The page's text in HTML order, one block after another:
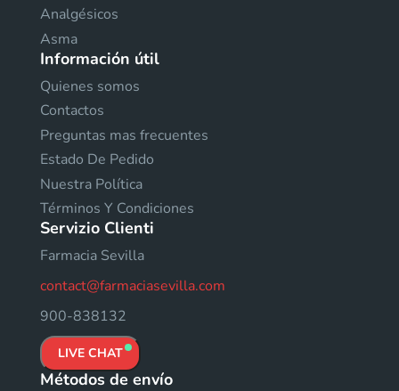
Analgésicos
Asma
Información útil
Quienes somos
Contactos
Preguntas mas frecuentes
Estado De Pedido
Nuestra Política
Términos Y Condiciones
Servizio Clienti
Farmacia Sevilla
contact@farmaciasevilla.com
900-838132
LIVE CHAT
Métodos de envío